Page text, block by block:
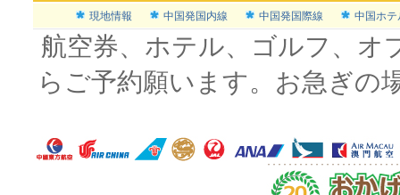
現地情報 中国発国内線 中国発国際線 中国ホテ
航空券、ホテル、ゴルフ、オ
らご予約願います。お急ぎの